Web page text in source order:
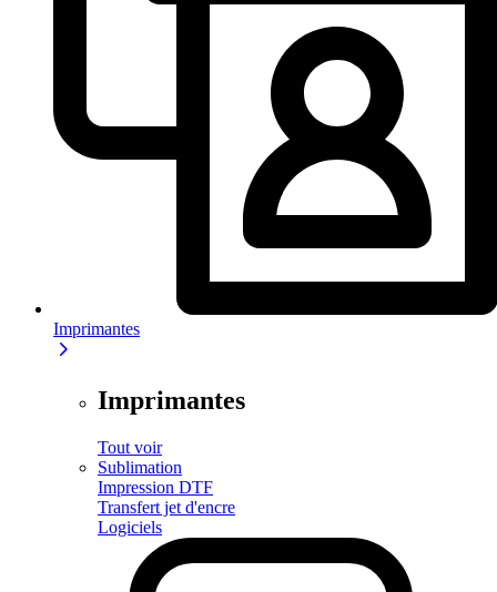
Imprimantes
Imprimantes
Tout voir
Sublimation
Impression DTF
Transfert jet d'encre
Logiciels